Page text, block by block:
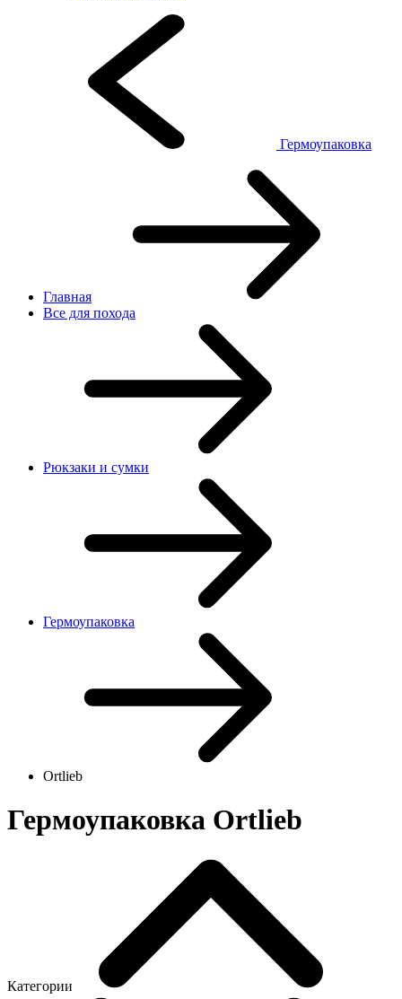
Гермоупаковка
Главная
Все для похода
Рюкзаки и сумки
Гермоупаковка
Ortlieb
Гермоупаковка Ortlieb
Категории